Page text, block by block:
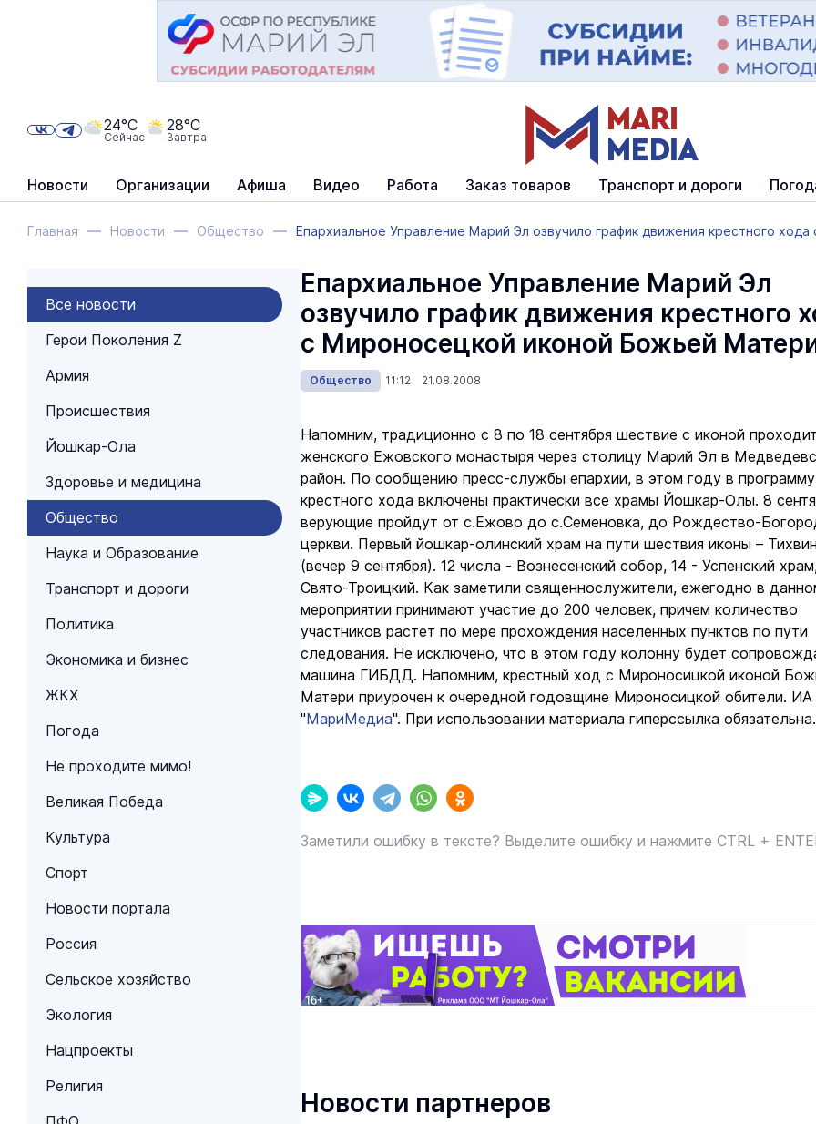
Новости Организации Афиша Видео Работа Заказ товаров Транспорт и дороги
24°C
Сейчас
28°C
Завтра
Главная Новости Общество Епархиальное Управление Марий Эл озвучило график движения крестного хода
Все новости
Герои Поколения Z
Армия
Происшествия
Йошкар-Ола
Здоровье и медицина
Общество
Наука и Образование
Транспорт и дороги
Политика
Экономика и бизнес
ЖКХ
Погода
Не проходите мимо!
Великая Победа
Культура
Спорт
Новости портала
Россия
Сельское хозяйство
Экология
Нацпроекты
Религия
Епархиальное Управление Марий Эл
озвучило график движения крестного
с Мироносецкой иконой Божьей
Общество 11:12 21.08.2008
Напомним, традиционно с 8 по 18 сентября шествие с иконой
женского Ежовского монастыря через столицу Марий Эл в
район. По сообщению пресс-службы епархии, в этом году в программу
крестного хода включены практически все храмы Йошкар-Олы. 8
верующие пройдут от с.Ежово до с.Семеновка, до Рождество-
церкви. Первый йошкар-олинский храм на пути шествия иконы –
(вечер 9 сентября). 12 числа - Вознесенский собор, 14 - Успенский
Свято-Троицкий. Как заметили священнослужители, ежегодно в
мероприятии принимают участие до 200 человек, причем количество
участников растет по мере прохождения населенных пунктов по пути
следования. Не исключено, что в этом году колонну будет
машина ГИБДД. Напомним, крестный ход с Мироносицкой иконой
Матери приурочен к очередной годовщине Мироносицкой обители. ИА
"МариМедиа". При использовании материала гиперссылка обязательна.
Заметили ошибку в тексте? Выделите ошибку и нажмите CTRL +
Новости партнеров